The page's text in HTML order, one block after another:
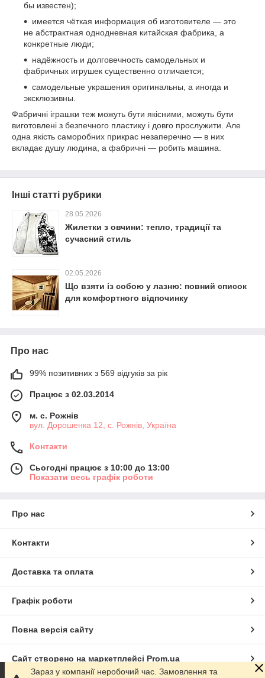
бы известен);
имеется чёткая информация об изготовителе — это
не абстрактная однодневная китайская фабрика, а
конкретные люди;
надёжность и долговечность самодельных и
фабричных игрушек существенно отличается;
самодельные украшения оригинальны, а иногда и
эксклюзивны.
Фабричні іграшки теж можуть бути якісними, можуть бути
виготовлені з безпечного пластику і довго прослужити. Але
одна якість саморобних прикрас незаперечно — в них
вкладає душу людина, а фабричні — робить машина.
Інші статті рубрики
28.05.2026
Жилетки з овчини: тепло, традиції та
сучасний стиль
02.05.2026
Що взяти із собою у лазню: повний список
для комфортного відпочинку
Про нас
99% позитивних з 569 відгуків за рік
Працює з 02.03.2014
м. с. Рожнів
вул. Дорошенка 12, с. Рожнів, Україна
Контакти
Сьогодні працює з 10:00 до 13:00
Показати весь графік роботи
Про нас
Контакти
Доставка та оплата
Графік роботи
Повна версія сайту
Сайт створено на маркетплейсі Prom.ua
Зараз у компанії неробочий час. Замовлення та